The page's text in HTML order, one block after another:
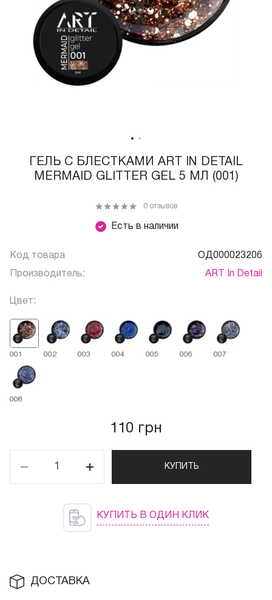
ГЕЛЬ С БЛЕСТКАМИ ART IN DETAIL
MERMAID GLITTER GEL 5 МЛ (001)
Есть в наличии
0 отзывов
Код товара ОД000023206
Производитель: ART In Detail
Цвет:
001 002 003 004 005 006 007
008
110 грн
КУПИТЬ
КУПИТЬ В ОДИН КЛИК
ДОСТАВКА